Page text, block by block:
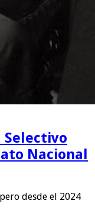
Selectivo
Nacional
desde el 2024